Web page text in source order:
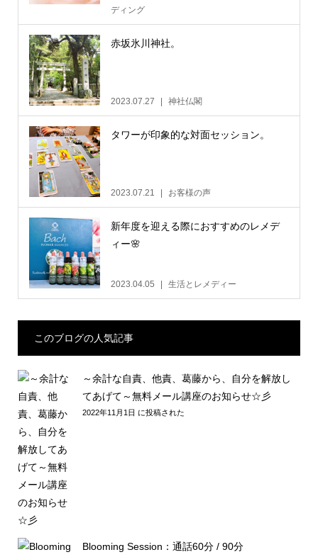
ディング
赤坂氷川神社。
2023.07.27 神社仏閣
タワーが印象的な対面セッション。
2023.07.21 お客様の声
新年度を迎える際におすすめのレメデ
ィー🌸
2023.04.05 生活とレメディー
このブログの人気記事
～余計な自責、他責、葛藤から、自分を解放し
てあげて～無料メール講座のお知らせ☆彡
2022年11月1日 に投稿された
Blooming Session：通話60分 / 90分